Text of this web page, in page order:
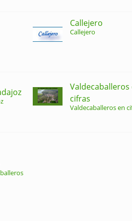
Callejero
Callejero
Valdecaballeros
cifras
Valdecaballeros en